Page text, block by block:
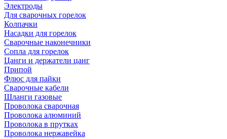
Электроды
Для сварочных горелок
Колпачки
Насадки для горелок
Сварочные наконечники
Сопла для горелок
Цанги и держатели цанг
Припой
Флюс для пайки
Сварочные кабели
Шланги газовые
Проволока сварочная
Проволока алюминий
Проволока в прутках
Проволока нержавейка